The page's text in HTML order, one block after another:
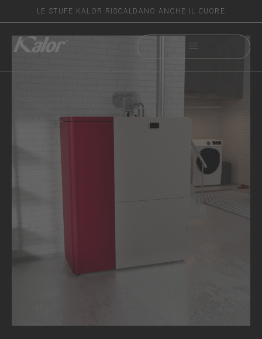
LE STUFE KALOR RISCALDANO ANCHE IL CUORE